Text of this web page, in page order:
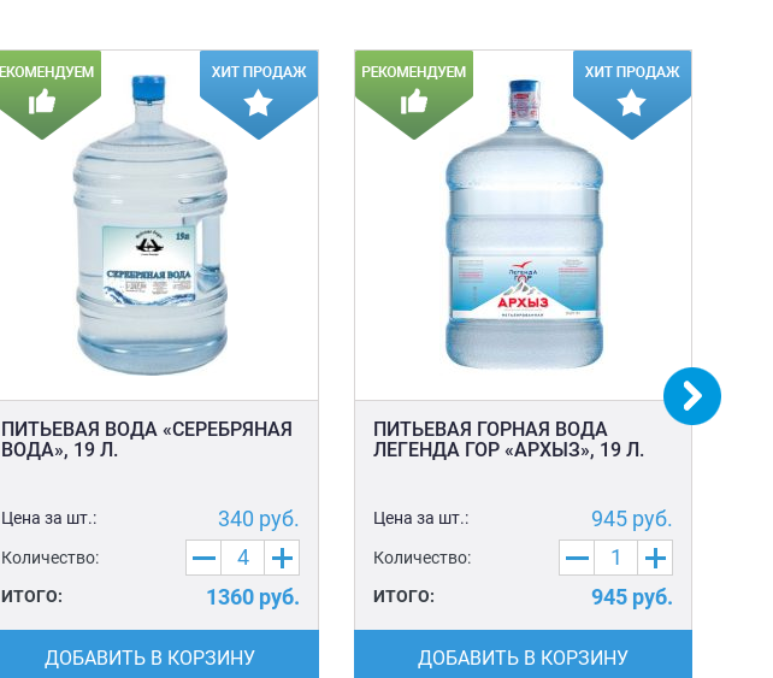
ПИТЬЕВАЯ ВОДА «СЕРЕБРЯНАЯ
ВОДА», 19 Л.
Цена за шт.: 340 руб.
Количество:
ИТОГО: 1360 руб.
ДОБАВИТЬ В КОРЗИНУ
ПИТЬЕВАЯ ГОРНАЯ ВОДА
ЛЕГЕНДА ГОР «АРХЫЗ», 19 Л.
Цена за шт.: 945 руб.
Количество:
ИТОГО: 945 руб.
ДОБАВИТЬ В КОРЗИНУ